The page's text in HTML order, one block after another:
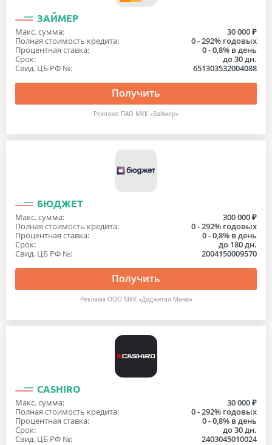
ЗАЙМЕР
Макс. сумма:
30 000 ₽
Полная стоимость кредита:
0 - 292% годовых
Процентная ставка:
0 - 0,8% в день
Срок:
до 30 дн.
Свид. ЦБ РФ №:
651303532004088
Получить
Реклама ПАО МКК «Займер»
БЮДЖЕТ
Макс. сумма:
300 000 ₽
Полная стоимость кредита:
0 - 292% годовых
Процентная ставка:
0 - 0,8% в день
Срок:
до 180 дн.
Свид. ЦБ РФ №:
2004150009570
Получить
Реклама ООО МКК «Диджитал Мани»
CASHIRO
Макс. сумма:
30 000 ₽
Полная стоимость кредита:
0 - 292% годовых
Процентная ставка:
0 - 0,8% в день
Срок:
до 30 дн.
Свид. ЦБ РФ №:
2403045010024